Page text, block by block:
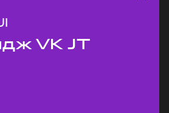
VK JT